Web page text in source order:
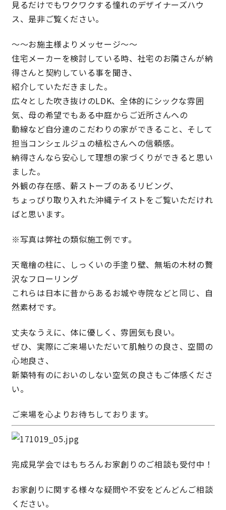
見るだけでもワクワクする憧れのデザイナーズハウ
ス、是非ご覧ください。
〜〜お施主様よりメッセージ〜〜
住宅メーカーを検討している時、社宅のお隣さんが納
得さんと契約している事を聞き、
紹介していただきました。
広々とした吹き抜けのLDK、全体的にシックな雰囲
気、母の希望でもある中庭からご近所さんへの
動線など自分達のこだわりの家ができること、そして
担当コンシェルジュの植松さんへの信頼感。
納得さんなら安心して理想の家づくりができると思い
ました。
外観の存在感、薪ストーブのあるリビング、
ちょっぴり取り入れた沖縄テイストをご覧いただけれ
ばと思います。
※写真は弊社の類似施工例です。
天竜檜の柱に、しっくいの手塗り壁、無垢の木材の贅
沢なフローリング
これらは日本に昔からあるお城や寺院などと同じ、自
然素材です。
丈夫なうえに、体に優しく、雰囲気も良い。
ぜひ、実際にご来場いただいて肌触りの良さ、空間の
心地良さ、
新築特有のにおいのしない空気の良さもご体感くださ
い。
ご来場を心よりお待ちしております。
完成見学会ではもちろんお家創りのご相談も受付中！
お家創りに関する様々な疑問や不安をどんどんご相談
ください。